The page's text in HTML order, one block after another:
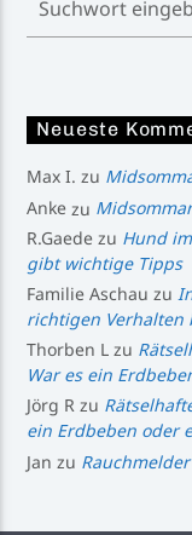
Neueste
Max I. zu
Anke zu
R.Gaede zu Hund
gibt wichtige Tipps
Familie Aschau zu
richtigen Verhalten
Thorben L zu
War es ein
Jörg R zu
ein Erdbeben oder
Jan zu